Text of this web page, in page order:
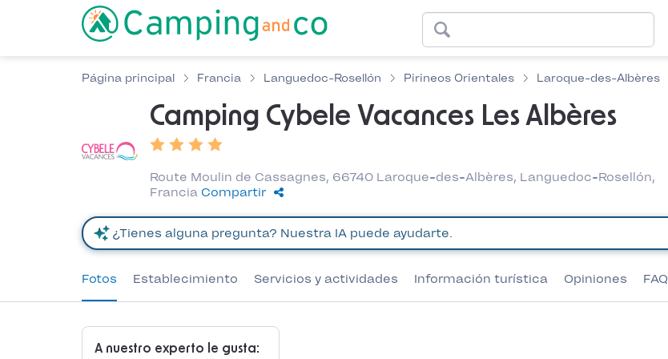
Página principal Francia Languedoc-Rosellón Pirineos Orientales Laroque-des-Albères
Camping Cybele Vacances Les Albères
Route Moulin de Cassagnes, 66740 Laroque-des-Albères, Languedoc-Rosellón,
Francia Compartir
Fotos Establecimiento Servicios y actividades Información turística Opiniones FAQ
A nuestro experto le gusta: